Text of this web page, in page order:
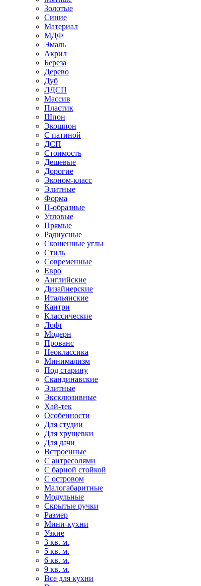
Золотые
Синие
Материал
МДФ
Эмаль
Акрил
Береза
Дерево
Дуб
ЛДСП
Массив
Пластик
Шпон
Экошпон
С патиной
ДСП
Стоимость
Дешевые
Дорогие
Эконом-класс
Элитные
Форма
П-образные
Угловые
Прямые
Радиусные
Скошенные углы
Стиль
Современные
Евро
Английские
Дизайнерские
Итальянские
Кантри
Классические
Лофт
Модерн
Прованс
Неоклассика
Минимализм
Под старину
Скандинавские
Элитные
Эксклюзивные
Хай-тек
Особенности
Для студии
Для хрущевки
Для дачи
Встроенные
С антресолями
С барной стойкой
С островом
Малогабаритные
Модульные
Скрытые ручки
Размер
Мини-кухни
Узкие
3 кв. м.
5 кв. м.
6 кв. м.
9 кв. м.
Все для кухни